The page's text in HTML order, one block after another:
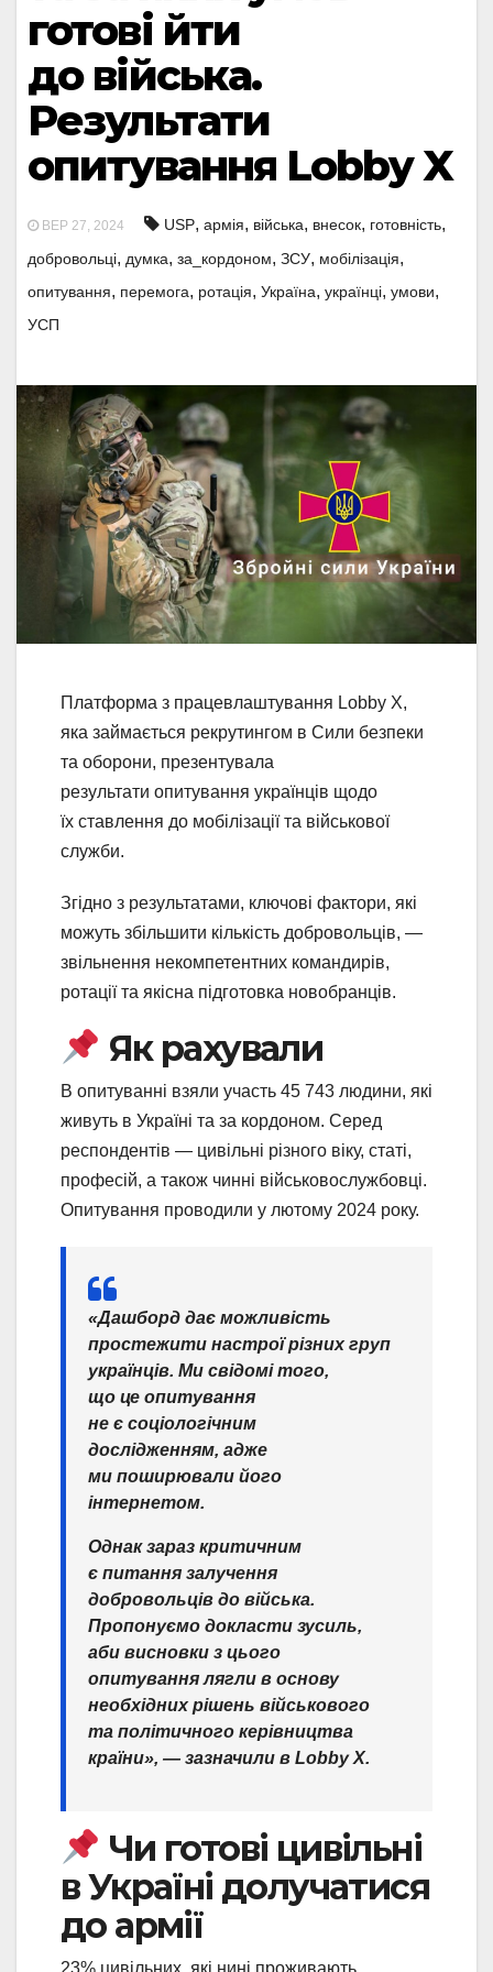
готові йти
до війська.
Результати
опитування Lobby X
ВЕР 27, 2024 USP, армія, війська, внесок, готовність,
добровольці, думка, за_кордоном, ЗСУ, мобілізація,
опитування, перемога, ротація, Україна, українці, умови,
УСП
Платформа з працевлаштування Lobby X,
яка займається рекрутингом в Сили безпеки
та оборони, презентувала
результати опитування українців щодо
їх ставлення до мобілізації та військової
служби.
Згідно з результатами, ключові фактори, які
можуть збільшити кількість добровольців, —
звільнення некомпетентних командирів,
ротації та якісна підготовка новобранців.
Як рахували
В опитуванні взяли участь 45 743 людини, які
живуть в Україні та за кордоном. Серед
респондентів — цивільні різного віку, статі,
професій, а також чинні військовослужбовці.
Опитування проводили у лютому 2024 року.
«Дашборд дає можливість
простежити настрої різних груп
українців. Ми свідомі того,
що це опитування
не є соціологічним
дослідженням, адже
ми поширювали його
інтернетом.
Однак зараз критичним
є питання залучення
добровольців до війська.
Пропонуємо докласти зусиль,
аби висновки з цього
опитування лягли в основу
необхідних рішень військового
та політичного керівництва
країни», — зазначили в Lobby X.
Чи готові цивільні
в Україні долучатися
до армії